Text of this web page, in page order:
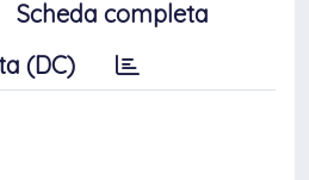
Scheda completa
(DC)